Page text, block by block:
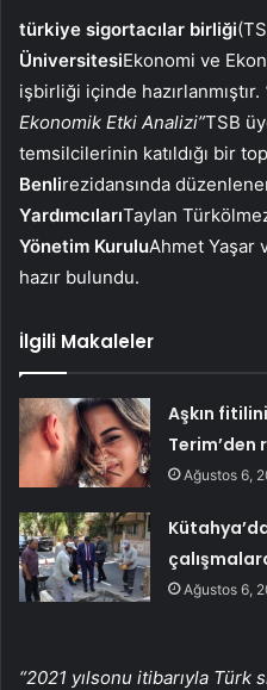
türkiye sigortacılar birliği
ÜniversitesiEkonomi ve
işbirliği içinde hazırlanmıştır.
Ekonomik Etki Analizi”TSB
temsilcilerinin katıldığı bir
Benlirezidansında
YardımcılarıTaylan
Yönetim KuruluAhmet Yaşar
hazır bulundu.
İlgili Makaleler
Aşkın
Ağustos 6,
Ağustos 6,
“2021 yılsonu itibarıyla